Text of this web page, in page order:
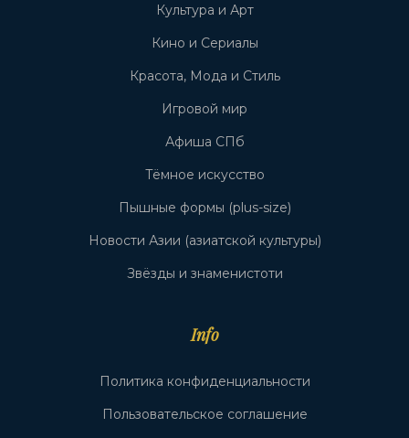
Культура и Арт
Кино и Сериалы
Красота, Мода и Стиль
Игровой мир
Афиша СПб
Тёмное искусство
Пышные формы (plus-size)
Новости Азии (азиатской культуры)
Звёзды и знаменистоти
Info
Политика конфиденциальности
Пользовательское соглашение